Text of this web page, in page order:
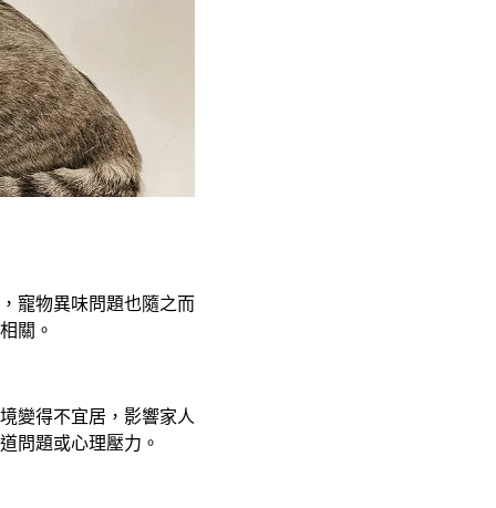
寵物異味問題也隨之而
關。
變得不宜居，影響家人
問題或心理壓力。